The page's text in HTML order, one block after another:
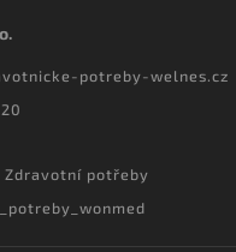
potreby-welnes.cz
Zdravotní potřeby